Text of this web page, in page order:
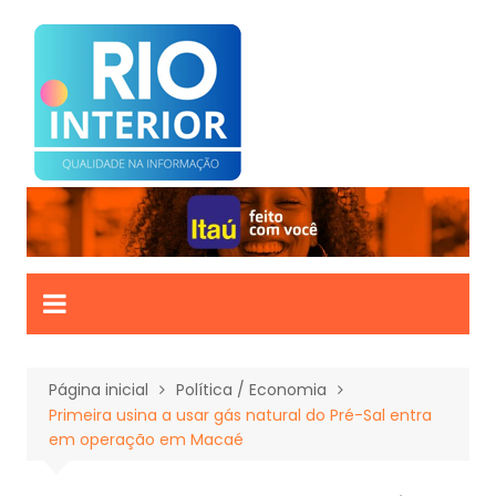
para
conteúdo
Página inicial
Política / Economia
Primeira usina a usar gás natural do Pré-Sal entra
em operação em Macaé